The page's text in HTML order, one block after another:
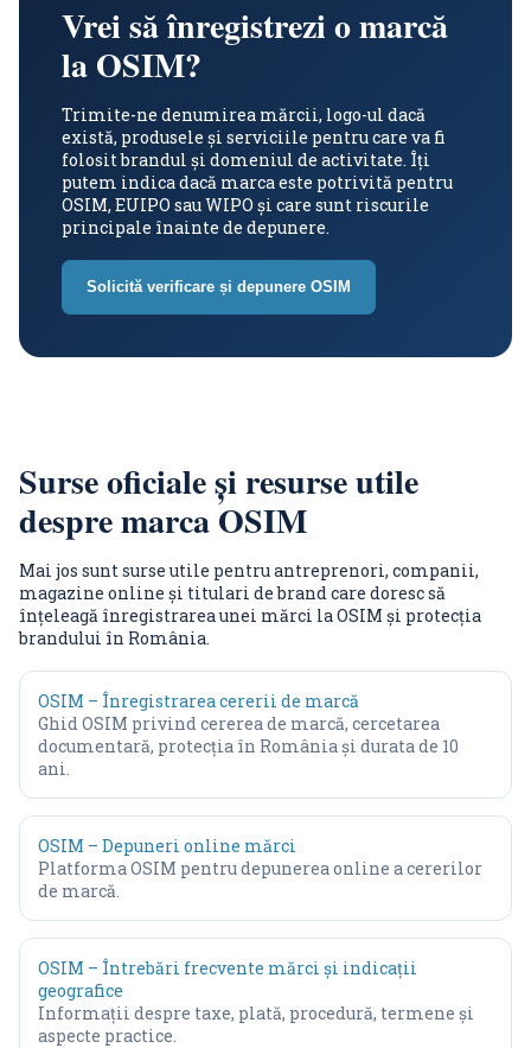
Vrei să înregistrezi o marcă
la OSIM?
Trimite-ne denumirea mărcii, logo-ul dacă
există, produsele și serviciile pentru care va fi
folosit brandul și domeniul de activitate. Îți
putem indica dacă marca este potrivită pentru
OSIM, EUIPO sau WIPO și care sunt riscurile
principale înainte de depunere.
Solicită verificare și depunere OSIM
Surse oficiale și resurse utile
despre marca OSIM
Mai jos sunt surse utile pentru antreprenori, companii,
magazine online și titulari de brand care doresc să
înțeleagă înregistrarea unei mărci la OSIM și protecția
brandului în România.
OSIM – Înregistrarea cererii de marcă
Ghid OSIM privind cererea de marcă, cercetarea
documentară, protecția în România și durata de 10
ani.
OSIM – Depuneri online mărci
Platforma OSIM pentru depunerea online a cererilor
de marcă.
OSIM – Întrebări frecvente mărci și indicații
geografice
Informații despre taxe, plată, procedură, termene și
aspecte practice.